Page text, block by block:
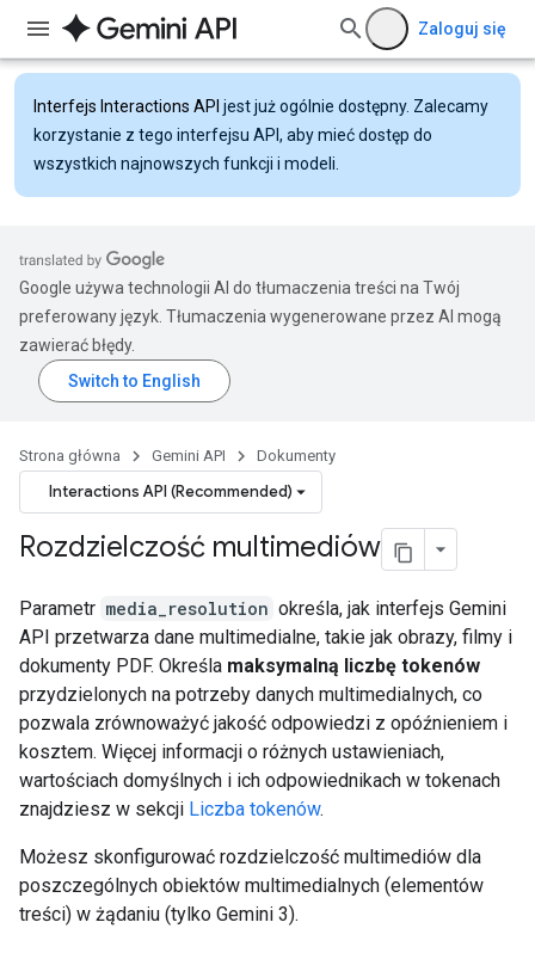
Zaloguj się
Interfejs Interactions API jest już ogólnie dostępny. Zalecamy
korzystanie z tego interfejsu API, aby mieć dostęp do
wszystkich najnowszych funkcji i modeli.
Google używa technologii AI do tłumaczenia treści na Twój
preferowany język. Tłumaczenia wygenerowane przez AI mogą
zawierać błędy.
Strona główna Gemini API Dokumenty
Interactions API (Recommended)
Rozdzielczość multimediów
Parametr media_resolution określa, jak interfejs Gemini
API przetwarza dane multimedialne, takie jak obrazy, filmy i
dokumenty PDF. Określa maksymalną liczbę tokenów
przydzielonych na potrzeby danych multimedialnych, co
pozwala zrównoważyć jakość odpowiedzi z opóźnieniem i
kosztem. Więcej informacji o różnych ustawieniach,
wartościach domyślnych i ich odpowiednikach w tokenach
znajdziesz w sekcji Liczba tokenów.
Możesz skonfigurować rozdzielczość multimediów dla
poszczególnych obiektów multimedialnych (elementów
treści) w żądaniu (tylko Gemini 3).